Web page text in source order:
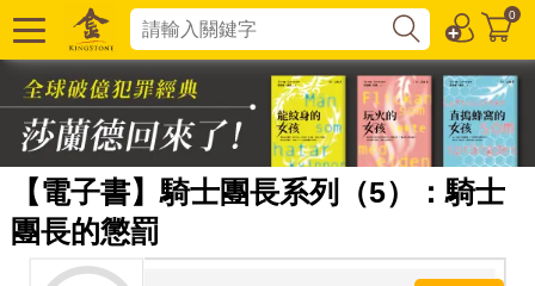
0
【電子書】騎士團長系列（5）：騎士
團長的懲罰